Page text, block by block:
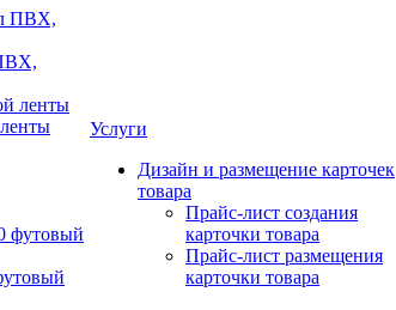
Услуги
Дизайн и размещение карточек
товара
Прайс-лист создания
карточки товара
Прайс-лист размещения
карточки товара